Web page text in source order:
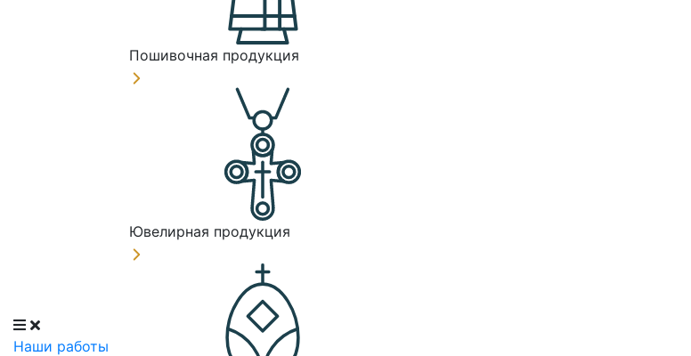
Наши работы
Пошивочная продукция
Ювелирная продукция